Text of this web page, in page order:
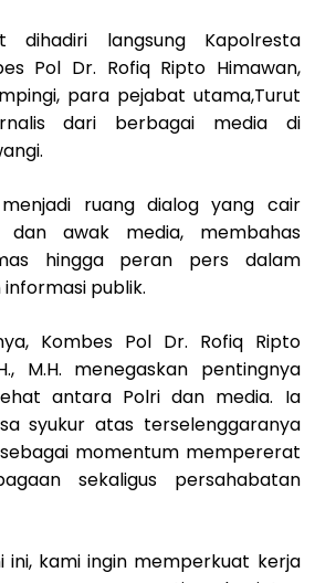
dihadiri langsung Kapolresta
Pol Dr. Rofiq Ripto Himawan,
para pejabat utama,Turut
dari berbagai media di
ruang dialog yang cair
dan awak media, membahas
hingga peran pers dalam
publik.
Kombes Pol Dr. Rofiq Ripto
M.H. menegaskan pentingnya
antara Polri dan media. Ia
syukur atas terselenggaranya
momentum mempererat
sekaligus persahabatan
ini, kami ingin memperkuat kerja